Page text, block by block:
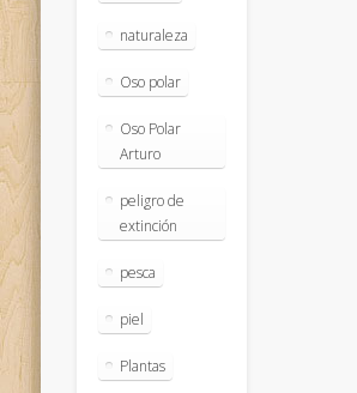
naturaleza
Oso polar
Oso Polar
Arturo
peligro de
extinción
pesca
piel
Plantas